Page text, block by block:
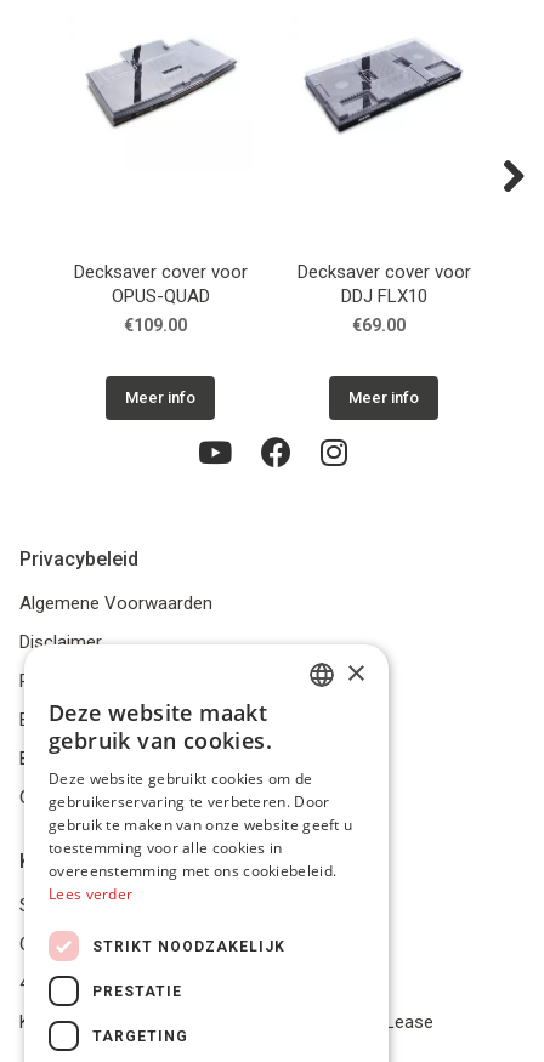
Decksaver cover voor
OPUS-QUAD
€109.00
Meer info
Decksaver cover voor
DDJ FLX10
€69.00
Meer info
Privacybeleid
Algemene Voorwaarden
Disclaimer
Privacybeleid
Bestelling herroepen
Betalingsmiddelen
Geschillen
Klantenservice
Service Center
Onze winkel
4.9 op 5 gescoord op Trustpilot
Koop je materiaal op afbetaling met Pro Gear Lease
ENGLISH
×
Deze website maakt
gebruik van cookies.
Deze website gebruikt cookies om de
gebruikerservaring te verbeteren. Door
gebruik te maken van onze website geeft u
toestemming voor alle cookies in
overeenstemming met ons cookiebeleid.
Lees verder
STRIKT NOODZAKELIJK
PRESTATIE
TARGETING